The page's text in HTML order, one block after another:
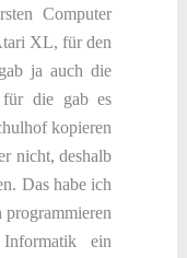
Computer
XL, für den
ja auch die
die gab es
kopieren
nicht, deshalb
Das habe ich
programmieren
ein